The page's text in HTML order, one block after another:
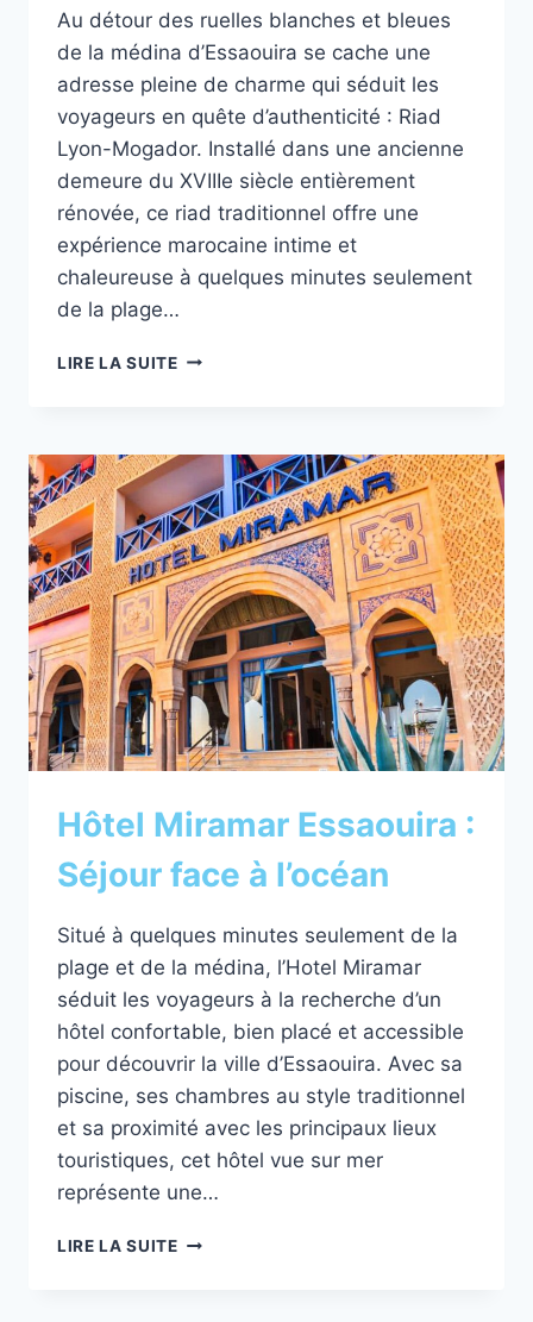
Au détour des ruelles blanches et bleues
de la médina d’Essaouira se cache une
adresse pleine de charme qui séduit les
voyageurs en quête d’authenticité : Riad
Lyon-Mogador. Installé dans une ancienne
demeure du XVIIIe siècle entièrement
rénovée, ce riad traditionnel offre une
expérience marocaine intime et
chaleureuse à quelques minutes seulement
de la plage…
LIRE LA SUITERIAD
Hôtel Miramar Essaouira :
Séjour face à l’océan
Situé à quelques minutes seulement de la
plage et de la médina, l’Hotel Miramar
séduit les voyageurs à la recherche d’un
hôtel confortable, bien placé et accessible
pour découvrir la ville d’Essaouira. Avec sa
piscine, ses chambres au style traditionnel
et sa proximité avec les principaux lieux
touristiques, cet hôtel vue sur mer
représente une…
LIRE LA SUITEHÔTEL